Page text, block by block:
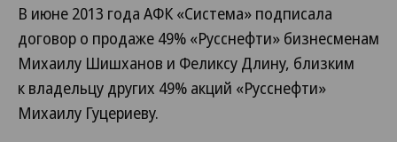
В июне 2013 года АФК «Система» подписала
договор о продаже 49% «Русснефти» бизнесменам
Михаилу Шишханов и Феликсу Длину, близким
к владельцу других 49% акций «Русснефти»
Михаилу Гуцериеву.